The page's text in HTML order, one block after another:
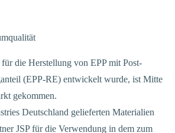
die Herstellung von EPP mit Post-
(EPP-RE) entwickelt wurde, ist Mitte
gekommen.
Deutschland gelieferten Materialien
JSP für die Verwendung in dem zum